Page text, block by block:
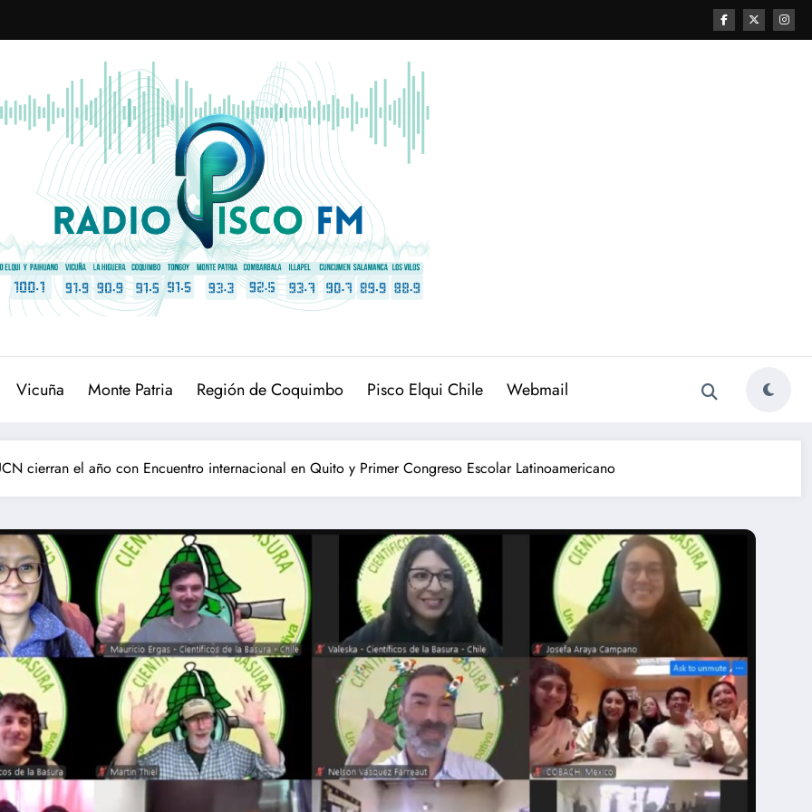
Vicuña Monte Patria Región de Coquimbo Pisco Elqui Chile Webmail
cierran el año con Encuentro internacional en Quito y Primer Congreso Escolar Latinoamericano